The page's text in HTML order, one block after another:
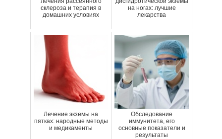
склероза и терапия в
домашних условиях
на ногах: лучшие
лекарства
Лечение экземы на
пятках: народные методы
и медикаменты
Обследование
иммунитета, его
основные показатели и
результаты